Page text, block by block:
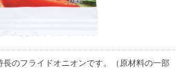
のフライドオニオンです。（原材料の一部